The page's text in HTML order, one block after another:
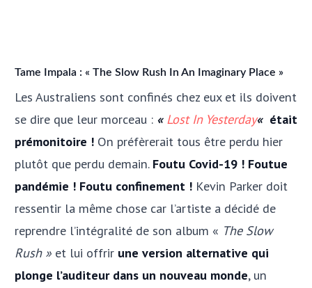
Tame Impala : « The Slow Rush In An Imaginary Place »
Les Australiens sont confinés chez eux et ils doivent
se dire que leur morceau : « Lost In Yesterday« était
prémonitoire ! On préfèrerait tous être perdu hier
plutôt que perdu demain. Foutu Covid-19 ! Foutue
pandémie ! Foutu confinement ! Kevin Parker doit
ressentir la même chose car l’artiste a décidé de
reprendre l’intégralité de son album « The Slow
Rush » et lui offrir une version alternative qui
plonge l’auditeur dans un nouveau monde, un